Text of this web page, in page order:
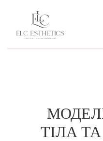
ТІЛА